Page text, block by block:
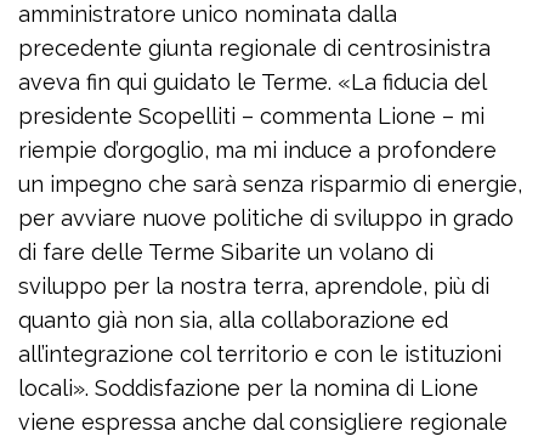
amministratore unico nominata dalla
precedente giunta regionale di centrosinistra
aveva fin qui guidato le Terme. «La fiducia del
presidente Scopelliti – commenta Lione – mi
riempie d’orgoglio, ma mi induce a profondere
un impegno che sarà senza risparmio di energie,
per avviare nuove politiche di sviluppo in grado
di fare delle Terme Sibarite un volano di
sviluppo per la nostra terra, aprendole, più di
quanto già non sia, alla collaborazione ed
all’integrazione col territorio e con le istituzioni
locali». Soddisfazione per la nomina di Lione
viene espressa anche dal consigliere regionale